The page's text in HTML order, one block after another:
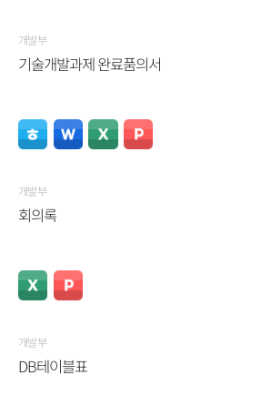
개발부
기술개발과제 완료품의서
개발부
회의록
개발부
DB테이블표